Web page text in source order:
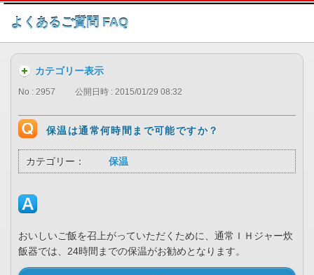
このページの本文へ
よくあるご質問 FAQ
カテゴリー表示
No : 2957 公開日時 : 2015/01/29 08:32
保温は通常何時間まで可能ですか？
カテゴリー： 保温
おいしいご飯を召上がっていただくために、通常ＩＨジャー炊
飯器では、24時間までの保温がお勧めとなります。